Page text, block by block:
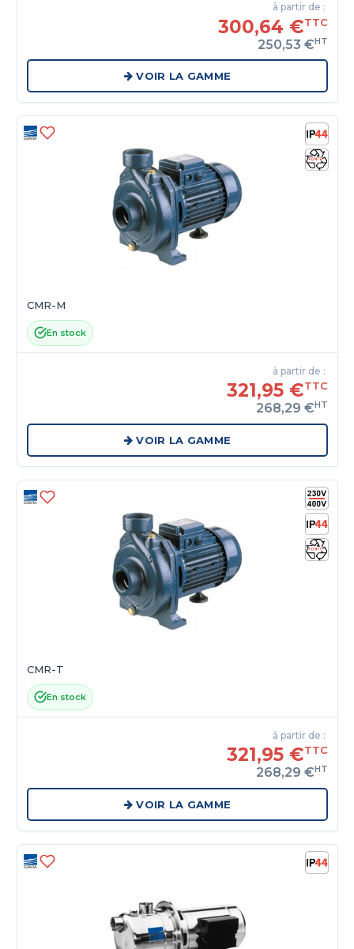
à partir de :
300,64 €TTC
250,53 €HT
VOIR LA GAMME
CMR-M
En stock
à partir de :
321,95 €TTC
268,29 €HT
VOIR LA GAMME
CMR-T
En stock
à partir de :
321,95 €TTC
268,29 €HT
VOIR LA GAMME